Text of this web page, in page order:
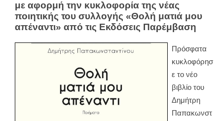
με αφορμή την κυκλοφορία της νέας
ποιητικής του συλλογής «Θολή ματιά μου
απέναντι» από τις Εκδόσεις Παρέμβαση
Πρόσφατα
κυκλοφόρησ
ε το νέο
βιβλίο του
Δημήτρη
Παπακωνστ